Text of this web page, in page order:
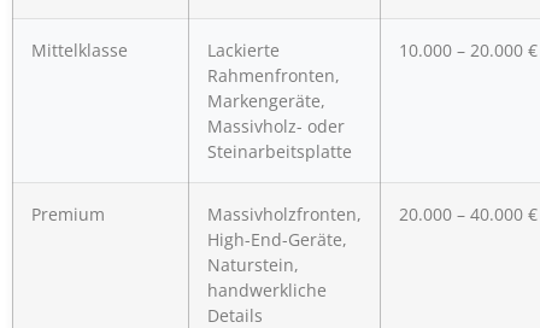
Mittelklasse
Lackierte
Rahmenfronten,
Markengeräte,
Massivholz- oder
Steinarbeitsplatte
10.000 – 20.000 €
Premium
Massivholzfronten,
High-End-Geräte,
Naturstein,
handwerkliche
Details
20.000 – 40.000 €